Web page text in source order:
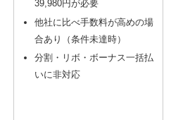
39,980円が必要
他社に比べ手数料が高めの場
合あり（条件未達時）
分割・リボ・ボーナス一括払
いに非対応